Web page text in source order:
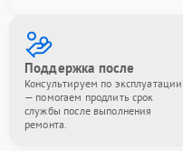
Поддержка после
Консультируем по эксплуатации
— помогаем продлить срок
службы после выполнения
ремонта.